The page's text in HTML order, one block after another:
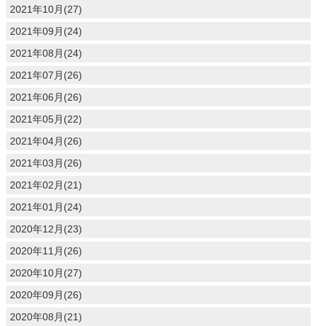
2021年10月(27)
2021年09月(24)
2021年08月(24)
2021年07月(26)
2021年06月(26)
2021年05月(22)
2021年04月(26)
2021年03月(26)
2021年02月(21)
2021年01月(24)
2020年12月(23)
2020年11月(26)
2020年10月(27)
2020年09月(26)
2020年08月(21)